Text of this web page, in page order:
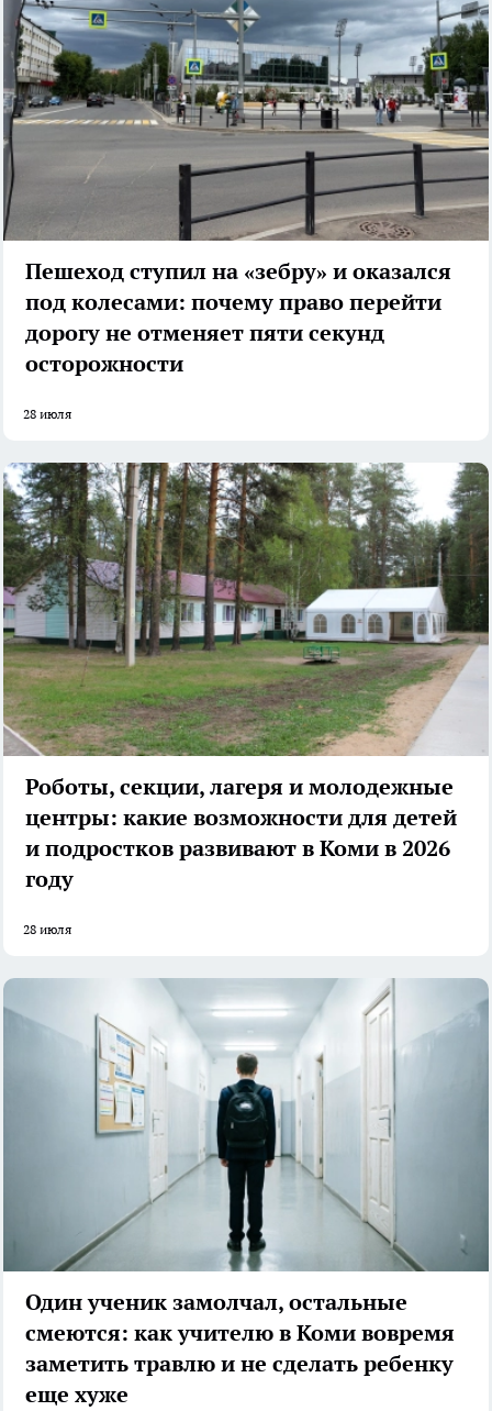
Пешеход ступил на «зебру» и оказался
под колесами: почему право перейти
дорогу не отменяет пяти секунд
осторожности
28 июля
Роботы, секции, лагеря и молодежные
центры: какие возможности для детей
и подростков развивают в Коми в 2026
году
28 июля
Один ученик замолчал, остальные
смеются: как учителю в Коми вовремя
заметить травлю и не сделать ребенку
еще хуже